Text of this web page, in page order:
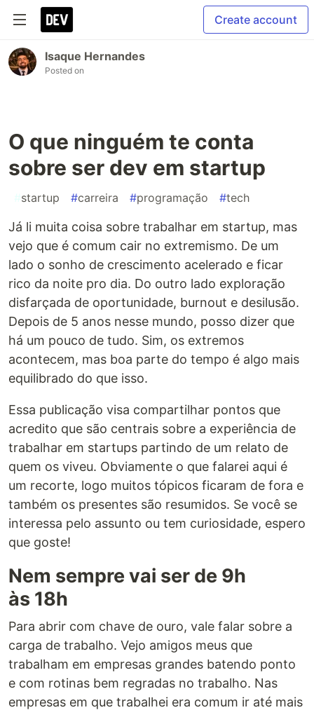
Create account
Isaque Hernandes
Posted on
O que ninguém te conta
sobre ser dev em startup
#startup #carreira #programação #tech
Já li muita coisa sobre trabalhar em startup, mas
vejo que é comum cair no extremismo. De um
lado o sonho de crescimento acelerado e ficar
rico da noite pro dia. Do outro lado exploração
disfarçada de oportunidade, burnout e desilusão.
Depois de 5 anos nesse mundo, posso dizer que
há um pouco de tudo. Sim, os extremos
acontecem, mas boa parte do tempo é algo mais
equilibrado do que isso.
Essa publicação visa compartilhar pontos que
acredito que são centrais sobre a experiência de
trabalhar em startups partindo de um relato de
quem os viveu. Obviamente o que falarei aqui é
um recorte, logo muitos tópicos ficaram de fora e
também os presentes são resumidos. Se você se
interessa pelo assunto ou tem curiosidade, espero
que goste!
Nem sempre vai ser de 9h
às 18h
Para abrir com chave de ouro, vale falar sobre a
carga de trabalho. Vejo amigos meus que
trabalham em empresas grandes batendo ponto
e com rotinas bem regradas no trabalho. Nas
empresas em que trabalhei era comum ir até mais